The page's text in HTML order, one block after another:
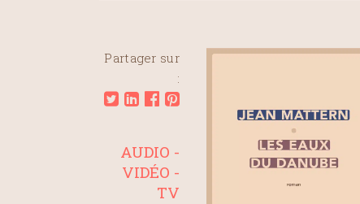
Partager sur
:
AUDIO -
VIDÉO -
TV